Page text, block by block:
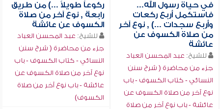
في حياة رسول الله...
فاستكمل أربع ركعات
وأربع سجدات ...) , نوع آخر
من صلاة الكسوف عن
عائشة
للشيخ: عبد المحسن العباد
جزء من محاضرة ( شرح سنن
النسائي - كتاب الكسوف - باب
نوع آخر من صلاة الكسوف عن
عائشة - باب نوع آخر من صلاة
ركوعاً طويلاً ...) من طريق
رابعة , نوع آخر من صلاة
الكسوف عن عائشة
للشيخ: عبد المحسن العباد
جزء من محاضرة ( شرح سنن
النسائي - كتاب الكسوف - باب
نوع آخر من صلاة الكسوف عن
عائشة - باب نوع آخر من صلاة
الكسوف)